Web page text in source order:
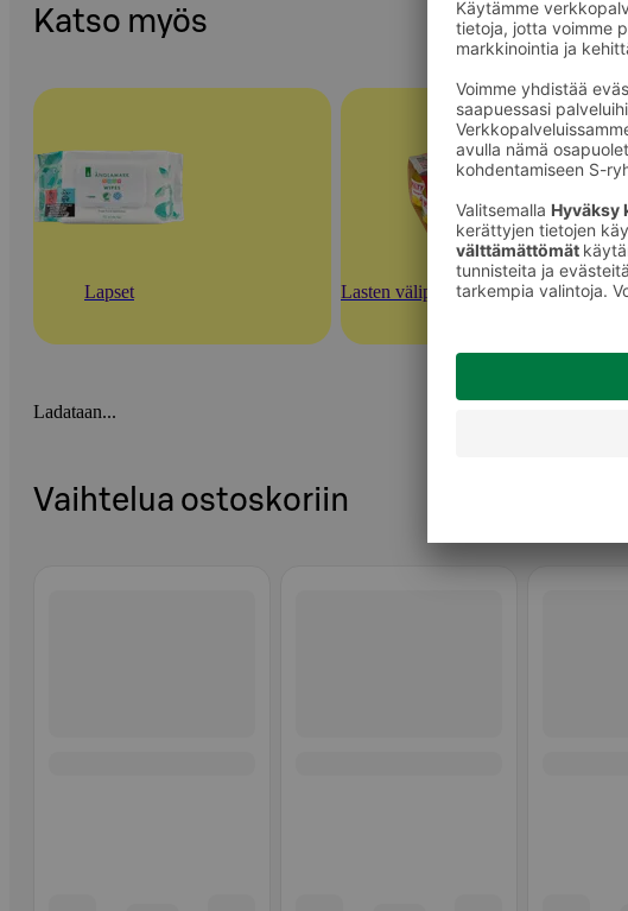
Katso myös
Lapset Lasten välipalasoseet ja muut välipalat
Ladataan...
Vaihtelua ostoskoriin